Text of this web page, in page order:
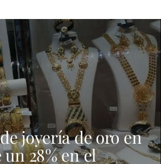
joyería de oro en
28% en el